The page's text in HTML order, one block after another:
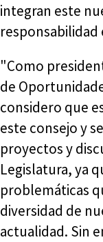
integran este
responsabilidad
"Como
de
considero que
este consejo y
proyectos y
Legislatura, ya
problemáticas
diversidad de
actualidad. Sin